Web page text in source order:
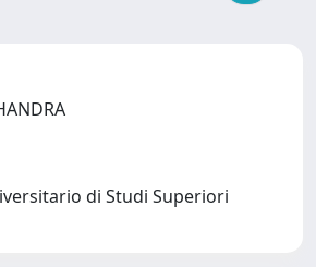
di Studi Superiori